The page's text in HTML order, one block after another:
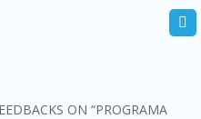
ON “PROGRAMA